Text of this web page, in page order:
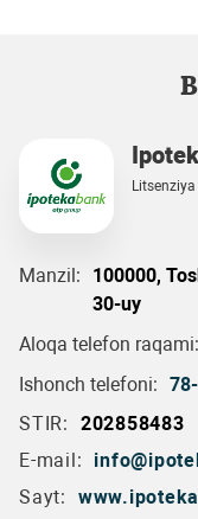
Manzil:
100000,
30-uy
Aloqa telefon raqami:
Ishonch telefoni:
STIR:
202858483
E-mail:
Sayt: